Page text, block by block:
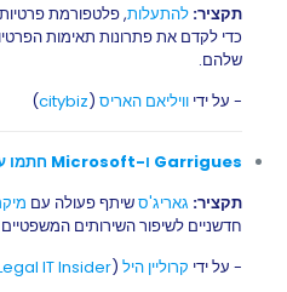
תקציר: להתעלות, פלטפורמת פרטיות
כדי לקדם את פתרונות תאימות
שלהם.
- על ידי וויליאם האריס(
citybiz
)
Garrigues ו-Microsoft חתמו על שותפות אסטרטגית
תקציר: גאריג'סשיתף פעולה עם
חדשניים לשיפור השירותים המשפטיים
- על ידי קרוליין היל(
IT Insider